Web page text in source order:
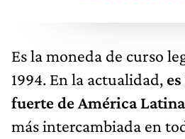
Es la moneda de curso
1994. En la actualidad,
fuerte de América Latina
más intercambiada en